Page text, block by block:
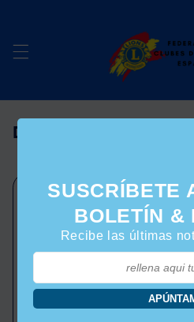
Directorio Clubes en
SUSCRÍBETE
BOLETÍN &
Recibe las últimas